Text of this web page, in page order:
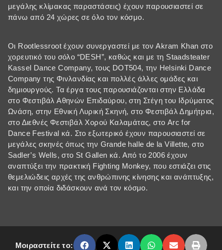
μεγάλης κλίμακας παραστάσεις) έχουν παρουσιαστεί σε
πάνω από 24 χώρες σε όλο τον κόσμο.
Οι Rootlessroot έχουν συνεργαστεί με τον Akram Khan στο
χορευτικό του σόλο “DESH”, καθώς και με τη Staadsteater
Kassel Dance Company, τους DOT504, την Helsinki Dance
Company της Φινλανδίας και πολλές άλλες ομάδες και
δημιουργούς. Τα έργα τους παρουσιάζονται στην Ελλάδα
στο Φεστιβάλ Αθηνών Επιδαύρου, στη Στέγη του Ιδρύματος
Ωνάση, στην Εθνική Λυρική Σκηνή, στο Φεστιβάλ Δημήτρια,
στο Διεθνές Φεστιβάλ Χορού Καλαμάτας, στο Arc for
Dance Festival κά. Στο εξωτερικό έχουν παρουσιαστεί σε
μεγάλες σκηνές όπως την Grande halle de la Villette, στο
Sadler’s Wells, στo St Gallen κά. Από το 2006 έχουν
αναπτύξει την πρακτική Fighting Monkey, που εστιάζει στις
θεμελιώδεις αρχές της ανθρώπινης κίνησης και ανάπτυξης,
και την οποία διδάσκουν ανά τον κόσμο.
Μοιραστείτε το: